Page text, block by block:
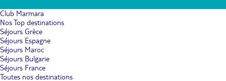
Club Marmara
Nos Top destinations
Séjours Grèce
Séjours Espagne
Séjours Maroc
Séjours Bulgarie
Séjours France
Toutes nos destinations